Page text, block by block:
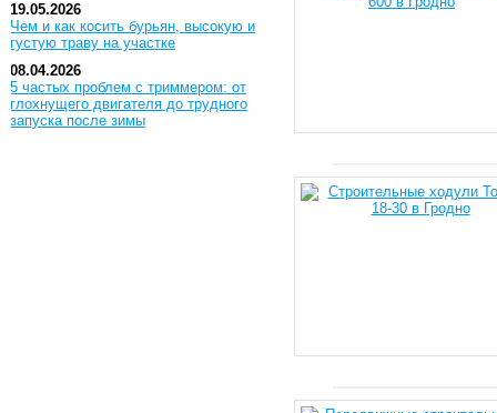
19.05.2026
Чем и как косить бурьян, высокую и
густую траву на участке
08.04.2026
5 частых проблем с триммером: от
глохнущего двигателя до трудного
запуска после зимы